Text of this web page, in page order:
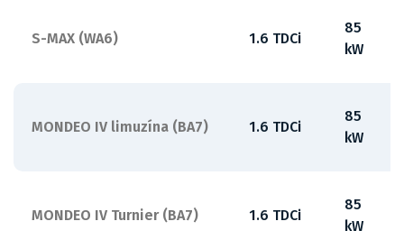
S-MAX (WA6) 1.6 TDCi
85
kW
MONDEO IV limuzína (BA7) 1.6 TDCi
85
kW
MONDEO IV Turnier (BA7) 1.6 TDCi
85
kW